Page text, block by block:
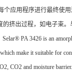
应用程序进行最终使
挤出过程，如电子束
PA 3426 is an
make it suitable for
CO2 and moisture